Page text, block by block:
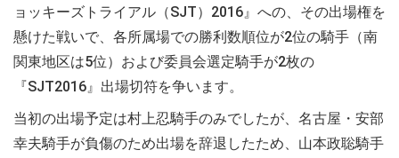
ョッキーズトライアル（SJT）2016』への、その出場権を
懸けた戦いで、各所属場での勝利数順位が2位の騎手（南
関東地区は5位）および委員会選定騎手が2枚の
『SJT2016』出場切符を争います。
当初の出場予定は村上忍騎手のみでしたが、名古屋・安部
幸夫騎手が負傷のため出場を辞退したため、山本政聡騎手